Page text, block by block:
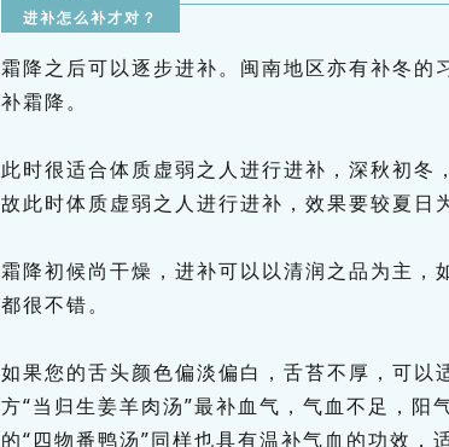
进补怎么补才对？
霜降之后可以逐步进补。闽南地区亦有补冬的
补霜降。
此时很适合体质虚弱之人进行进补，深秋初冬
故此时体质虚弱之人进行进补，效果要较夏日
霜降初候尚干燥，进补可以以清润之品为主，
都很不错。
如果您的舌头颜色偏淡偏白，舌苔不厚，可以
方“当归生姜羊肉汤”最补血气，气血不足，阳
的“四物番鸭汤”同样也具有温补气血的功效，